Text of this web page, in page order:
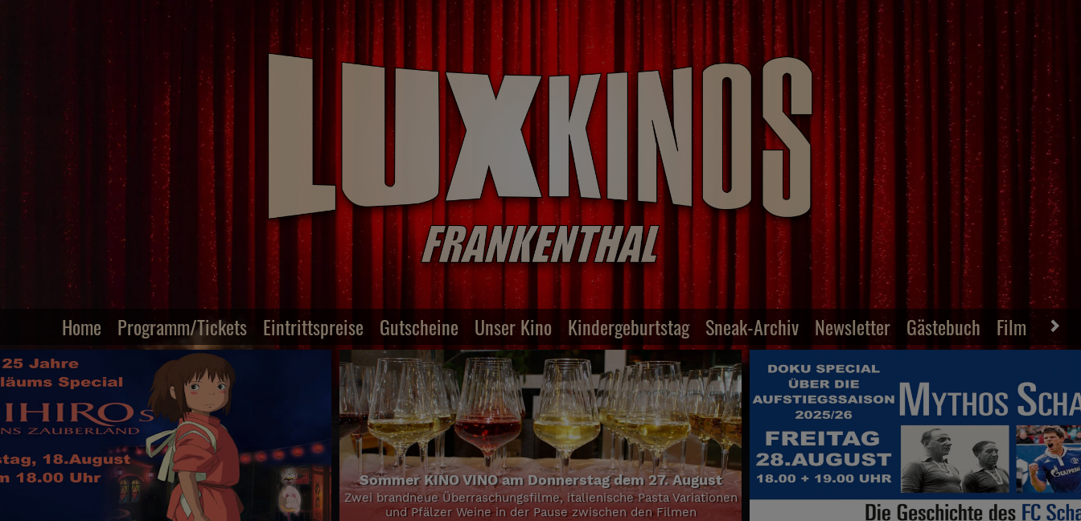
Home Programm/Tickets Eintrittspreise Gutscheine Unser Kino Kindergeburtstag Sneak-Archiv Newsletter Gästebuch Film-Archiv
KINO VINO am Donnerstag dem 27. August
Überraschungsfilme, italienische Pasta Variationen
Weine in der Pause zwischen den Filmen